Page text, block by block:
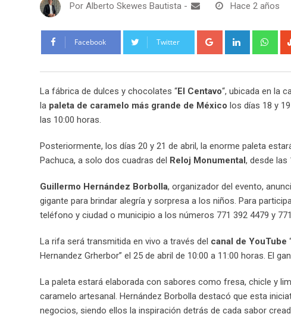
Por Alberto Skewes Bautista - Hace 2 años
Facebook Twitter Google+ LinkedIn
La fábrica de dulces y chocolates “El Centavo“, ubicada en la
la paleta de caramelo más grande de México los días 18 y
las 10:00 horas.
Posteriormente, los días 20 y 21 de abril, la enorme paleta
Pachuca, a solo dos cuadras del Reloj Monumental, desde las
Guillermo Hernández Borbolla, organizador del evento,
gigante para brindar alegría y sorpresa a los niños. Para
teléfono y ciudad o municipio a los números 771 392 4479 y
La rifa será transmitida en vivo a través del canal de YouTube
Hernandez Grherbor” el 25 de abril de 10:00 a 11:00 horas. El
La paleta estará elaborada con sabores como fresa, chicle y
caramelo artesanal. Hernández Borbolla destacó que esta
negocios, siendo ellos la inspiración detrás de cada sabor